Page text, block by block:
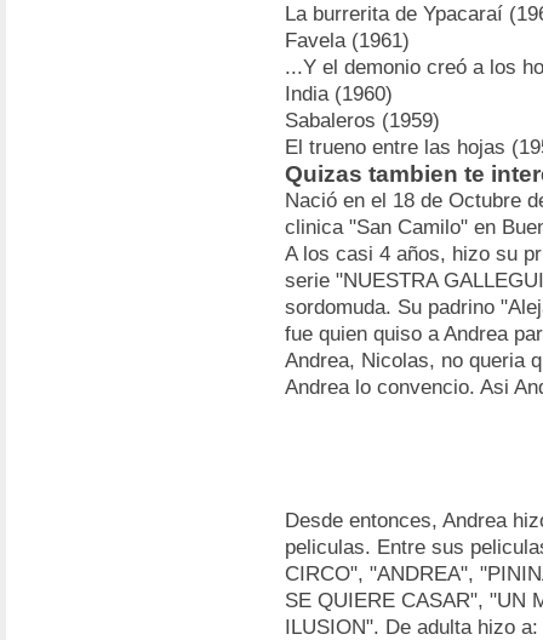
La burrerita de Ypacaraí
Favela (1961)
...Y el demonio creó a los
India (1960)
Sabaleros (1959)
El trueno entre las hojas
Quizas tambien te
Nació en el 18 de Octubre
clinica "San Camilo" en
A los casi 4 años, hizo su
serie "NUESTRA
sordomuda. Su padrino
fue quien quiso a Andrea
Andrea, Nicolas, no queria
Andrea lo convencio. Asi
Desde entonces, Andrea
peliculas. Entre sus
CIRCO", "ANDREA",
SE QUIERE CASAR", "UN
ILUSION". De adulta hizo